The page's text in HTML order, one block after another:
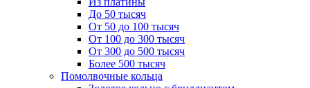
До 50 тысяч
От 50 до 100 тысяч
От 100 до 300 тысяч
От 300 до 500 тысяч
Более 500 тысяч
Помолвочные кольца